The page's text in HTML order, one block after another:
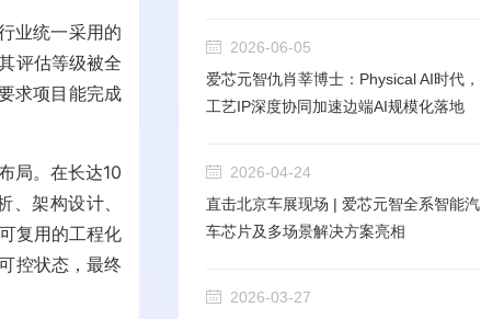
业统一采用的
评估等级被全
求项目能完成
局。在长达10
架构设计、
复用的工程化
控状态，最终
2026-06-05
爱芯元智仇肖莘博士：Physical AI时代，
工艺IP深度协同加速边端AI规模化落地
2026-04-24
直击北京车展现场 | 爱芯元智全系智能汽
车芯片及多场景解决方案亮相
2026-03-27